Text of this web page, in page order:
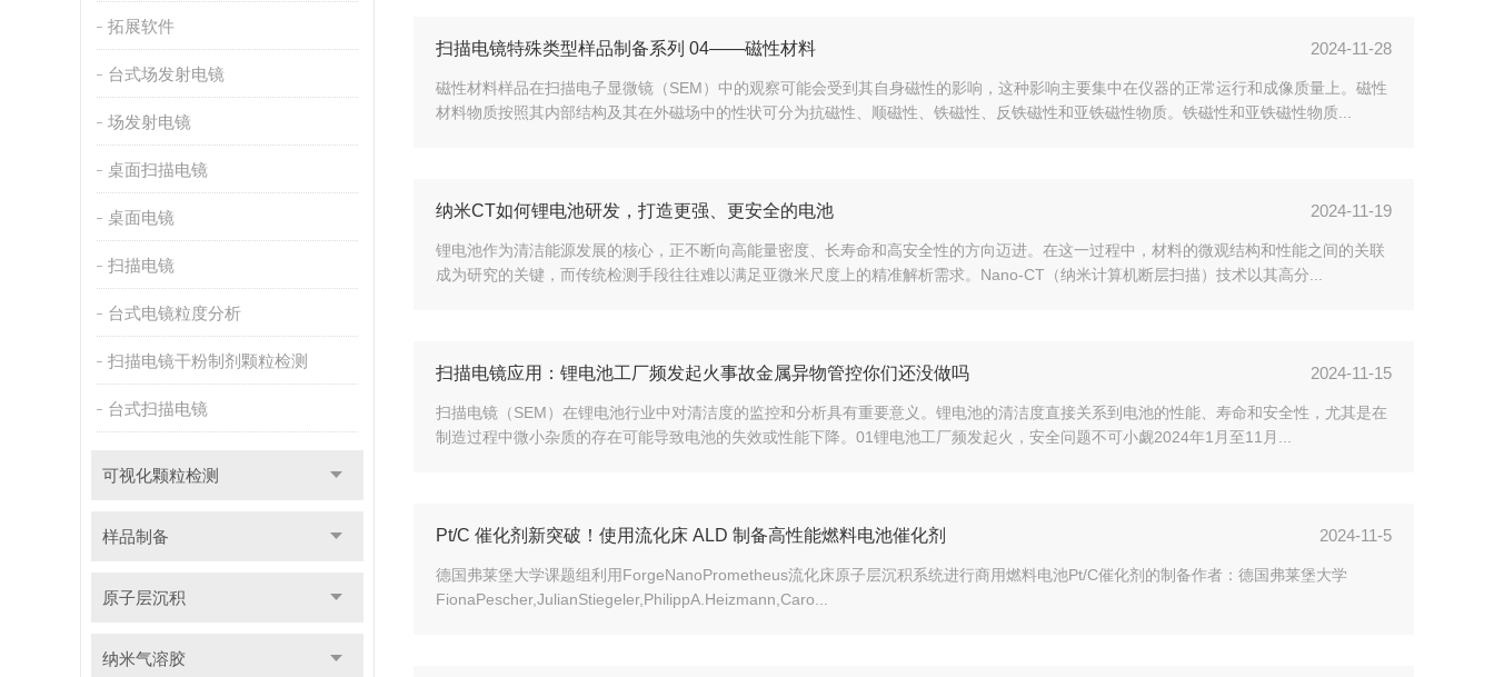
拓展软件
台式场发射电镜
场发射电镜
桌面扫描电镜
桌面电镜
扫描电镜
台式电镜粒度分析
扫描电镜干粉制剂颗粒检测
台式扫描电镜
可视化颗粒检测
样品制备
原子层沉积
纳米气溶胶
扫描电镜特殊类型样品制备系列 04——磁性材料 2024-11-28
磁性材料样品在扫描电子显微镜（SEM）中的观察可能会受到其自身磁性的影响，这种影响主要集中在仪器的正常运行和成像质量上。磁性
材料物质按照其内部结构及其在外磁场中的性状可分为抗磁性、顺磁性、铁磁性、反铁磁性和亚铁磁性物质。铁磁性和亚铁磁性物质...
纳米CT如何锂电池研发，打造更强、更安全的电池 2024-11-19
锂电池作为清洁能源发展的核心，正不断向高能量密度、长寿命和高安全性的方向迈进。在这一过程中，材料的微观结构和性能之间的关联
成为研究的关键，而传统检测手段往往难以满足亚微米尺度上的精准解析需求。Nano-CT（纳米计算机断层扫描）技术以其高分...
扫描电镜应用：锂电池工厂频发起火事故金属异物管控你们还没做吗 2024-11-15
扫描电镜（SEM）在锂电池行业中对清洁度的监控和分析具有重要意义。锂电池的清洁度直接关系到电池的性能、寿命和安全性，尤其是在
制造过程中微小杂质的存在可能导致电池的失效或性能下降。01锂电池工厂频发起火，安全问题不可小觑2024年1月至11月...
Pt/C 催化剂新突破！使用流化床 ALD 制备高性能燃料电池催化剂 2024-11-5
德国弗莱堡大学课题组利用ForgeNanoPrometheus流化床原子层沉积系统进行商用燃料电池Pt/C催化剂的制备作者：德国弗莱堡大学
FionaPescher,JulianStiegeler,PhilippA.Heizmann,Caro...